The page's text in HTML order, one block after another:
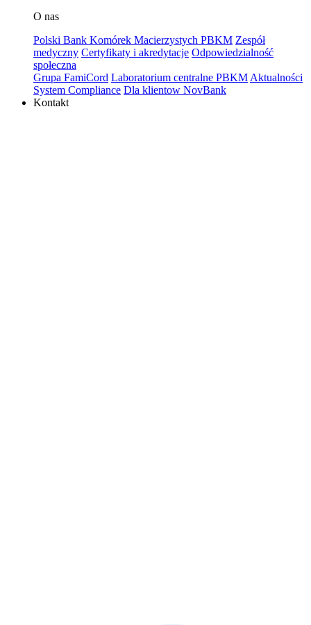
O nas
Polski Bank Komórek Macierzystych PBKM Zespół
medyczny Certyfikaty i akredytacje Odpowiedzialność
społeczna
Grupa FamiCord Laboratorium centralne PBKM Aktualności
System Compliance Dla klientow NovBank
Kontakt